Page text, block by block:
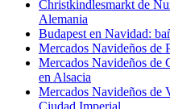
Christkindlesmarkt de
Alemania
Budapest en Navidad:
Mercados Navideños de
Mercados Navideños de
en Alsacia
Mercados Navideños de